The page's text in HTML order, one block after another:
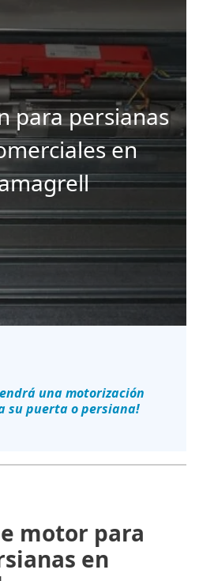
para persianas
en
una motorización
su puerta o persiana!
motor para
en